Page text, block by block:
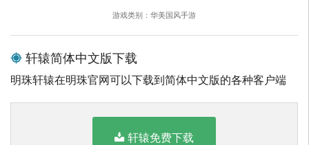
游戏类别：华美国风手游
轩辕简体中文版下载
明珠轩辕在明珠官网可以下载到简体中文版的各种客户端
轩辕免费下载